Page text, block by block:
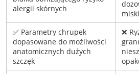
alergii skórnych
miski
✅ Parametry chrupek
dopasowane do możliwości
anatomicznych dużych
szczęk
❌